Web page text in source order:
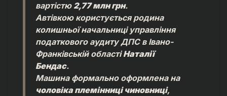
вартістю 2,77 млн грн.
Автівкою користується родина
колишньої начальниці управління
податкового аудиту ДПС в Івано-
Франківській областіНаталії
Бендас.
Машина формально оформлена на
чоловіка племінниці чиновниці,